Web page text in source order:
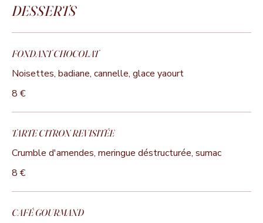
DESSERTS
FONDANT CHOCOLAT
Noisettes, badiane, cannelle, glace yaourt
8 €
TARTE CITRON REVISITÉE
Crumble d'amendes, meringue déstructurée, sumac
8 €
CAFÉ GOURMAND